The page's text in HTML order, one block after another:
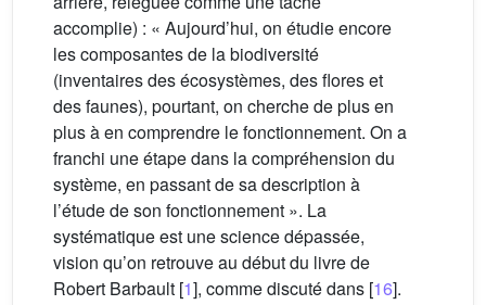
accomplie) : « Aujourd’hui, on étudie encore
les composantes de la biodiversité
(inventaires des écosystèmes, des flores et
des faunes), pourtant, on cherche de plus en
plus à en comprendre le fonctionnement. On a
franchi une étape dans la compréhension du
système, en passant de sa description à
l’étude de son fonctionnement ». La
systématique est une science dépassée,
vision qu’on retrouve au début du livre de
Robert Barbault [1], comme discuté dans [16].